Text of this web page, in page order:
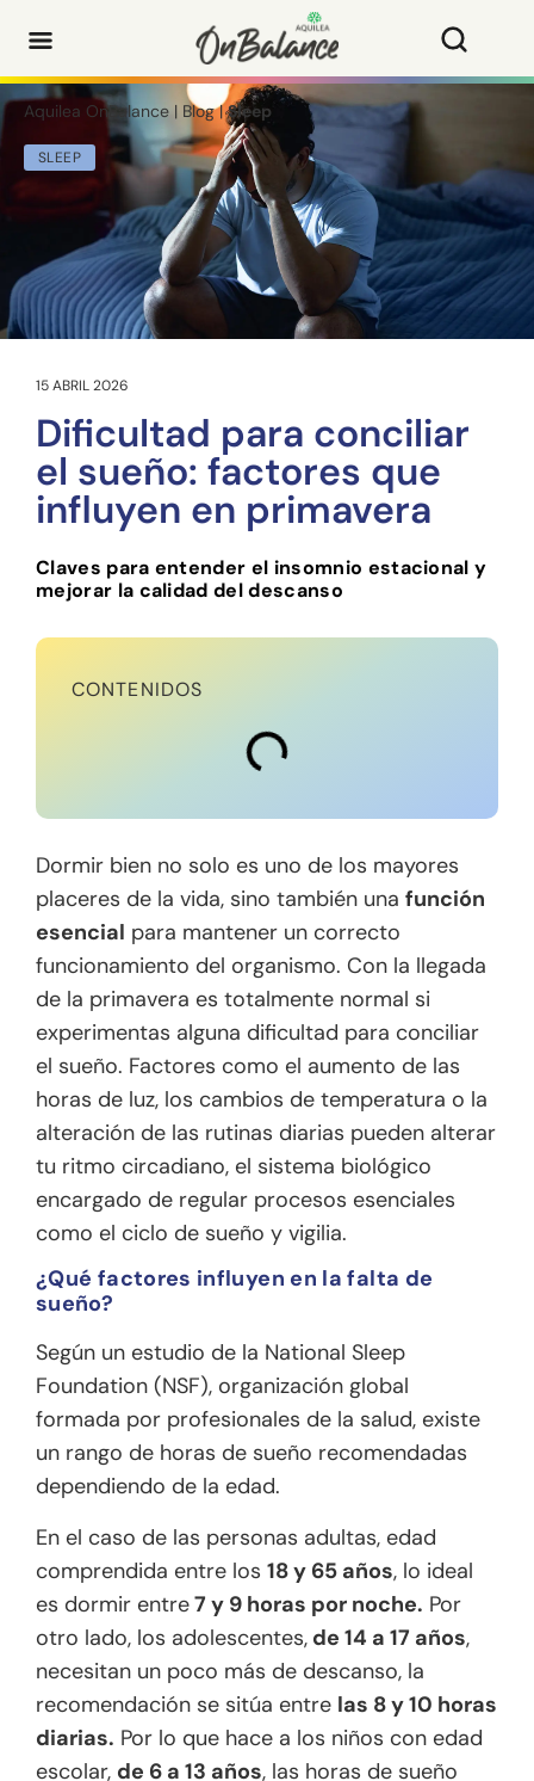
Aquilea OnBalance | Blog|Sleep
SLEEP
15 ABRIL 2026
Dificultad para conciliar
el sueño: factores que
influyen en primavera
Claves para entender el insomnio estacional y
mejorar la calidad del descanso
CONTENIDOS
Dormir bien no solo es uno de los mayores
placeres de la vida, sino también una función
esencial para mantener un correcto
funcionamiento del organismo. Con la llegada
de la primavera es totalmente normal si
experimentas alguna dificultad para conciliar
el sueño. Factores como el aumento de las
horas de luz, los cambios de temperatura o la
alteración de las rutinas diarias pueden alterar
tu ritmo circadiano, el sistema biológico
encargado de regular procesos esenciales
como el ciclo de sueño y vigilia.
¿Qué factores influyen en la falta de
sueño?
Según un estudio de la National Sleep
Foundation (NSF), organización global
formada por profesionales de la salud, existe
un rango de horas de sueño recomendadas
dependiendo de la edad.
En el caso de las personas adultas, edad
comprendida entre los 18 y 65 años, lo ideal
es dormir entre7 y 9 horas por noche. Por
otro lado, los adolescentes, de 14 a 17 años,
necesitan un poco más de descanso, la
recomendación se sitúa entre las 8 y 10 horas
diarias. Por lo que hace a los niños con edad
escolar, de 6 a 13 años, las horas de sueño